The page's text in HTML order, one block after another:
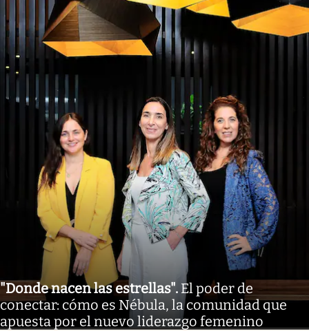
"Donde nacen las estrellas". El poder de
conectar: cómo es Nébula, la comunidad que
apuesta por el nuevo liderazgo femenino